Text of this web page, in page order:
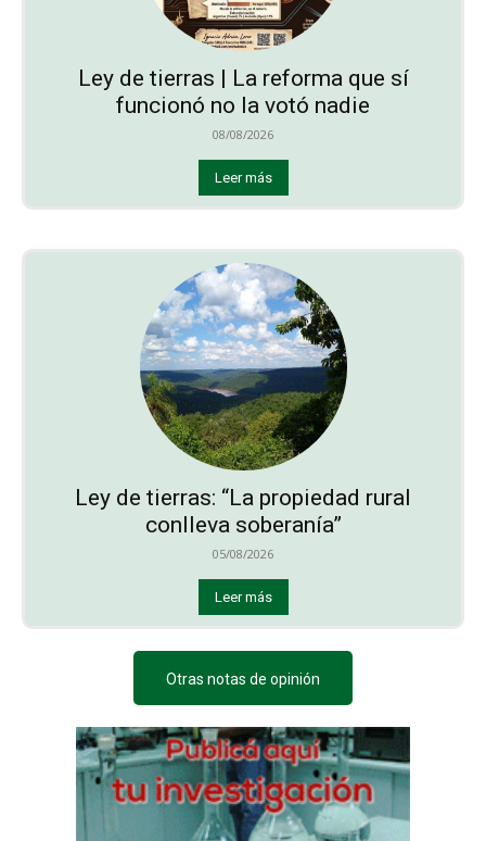
Ley de tierras | La reforma que sí
funcionó no la votó nadie
08/08/2026
Leer más
Ley de tierras: “La propiedad rural
conlleva soberanía”
05/08/2026
Leer más
Otras notas de opinión